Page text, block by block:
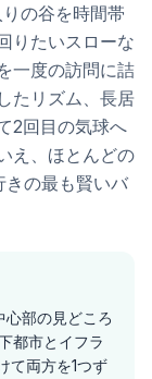
の谷を時間帯
りたいスローな
一度の訪問に詰
たリズム、長居
2回目の気球へ
え、ほとんどの
きの最も賢いバ
部の見どころ
都市とイフラ
て両方を1つず